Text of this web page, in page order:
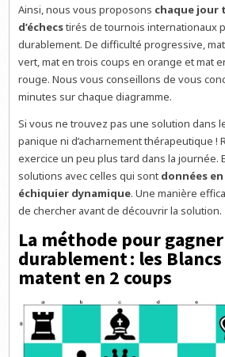
Ainsi, nous vous proposons chaque jour
d’échecstirés de tournois internationaux
durablement. De difficulté progressive,
vert, mat en trois coups en orange et mat
rouge. Nous vous conseillons de vous
minutes sur chaque diagramme.
Si vous ne trouvez pas une solution dans
panique ni d’acharnement thérapeutique !
exercice un peu plus tard dans la journée.
solutions avec celles qui sont données
échiquier dynamique. Une manière
de chercher avant de découvrir la solution.
La méthode pour gagner
durablement : les
matent en 2 coups